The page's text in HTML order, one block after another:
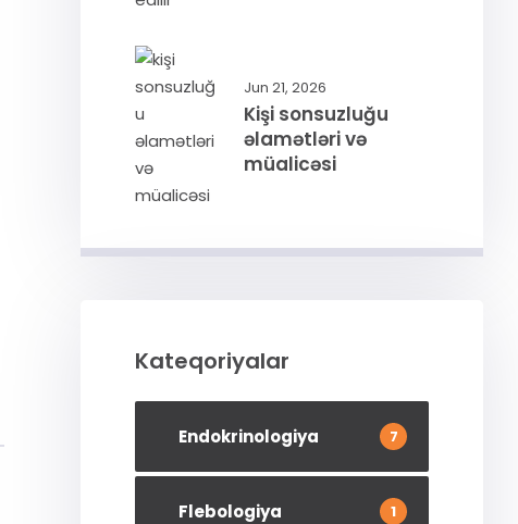
Jun 21, 2026
Kişi sonsuzluğu
əlamətləri və
müalicəsi
Kateqoriyalar
Endokrinologiya 7
Flebologiya 1